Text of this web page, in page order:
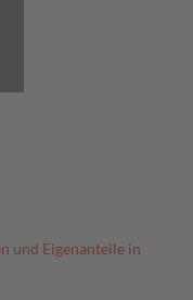
und Eigenanteile in